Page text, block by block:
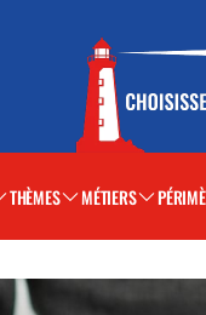
THÈMES MÉTIERS